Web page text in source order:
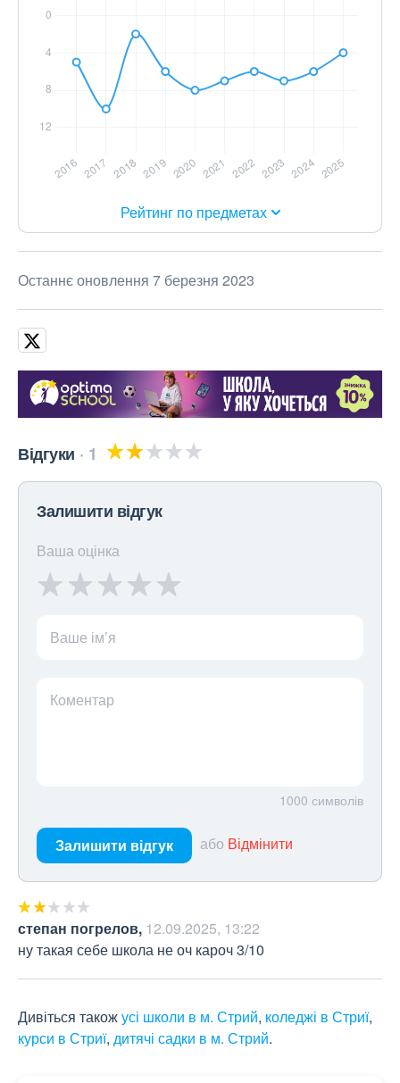
Рейтинг по предметах
Останнє оновлення 7 березня 2023
Відгуки 1
Залишити відгук
Ваша оцінка
Ваше ім’я
Коментар
1000 символів
Залишити відгук або Відмінити
степан погрелов, 12.09.2025, 13:22
ну такая себе школа не оч кароч 3/10
Дивіться такожусі школи в м. Стрий, коледжі в Стриї,
курси в Стриї, дитячі садки в м. Стрий.